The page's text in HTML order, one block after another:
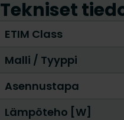
Tekniset
ETIM Class
Malli / Tyyppi
Asennustapa
Lämpöteho [W]